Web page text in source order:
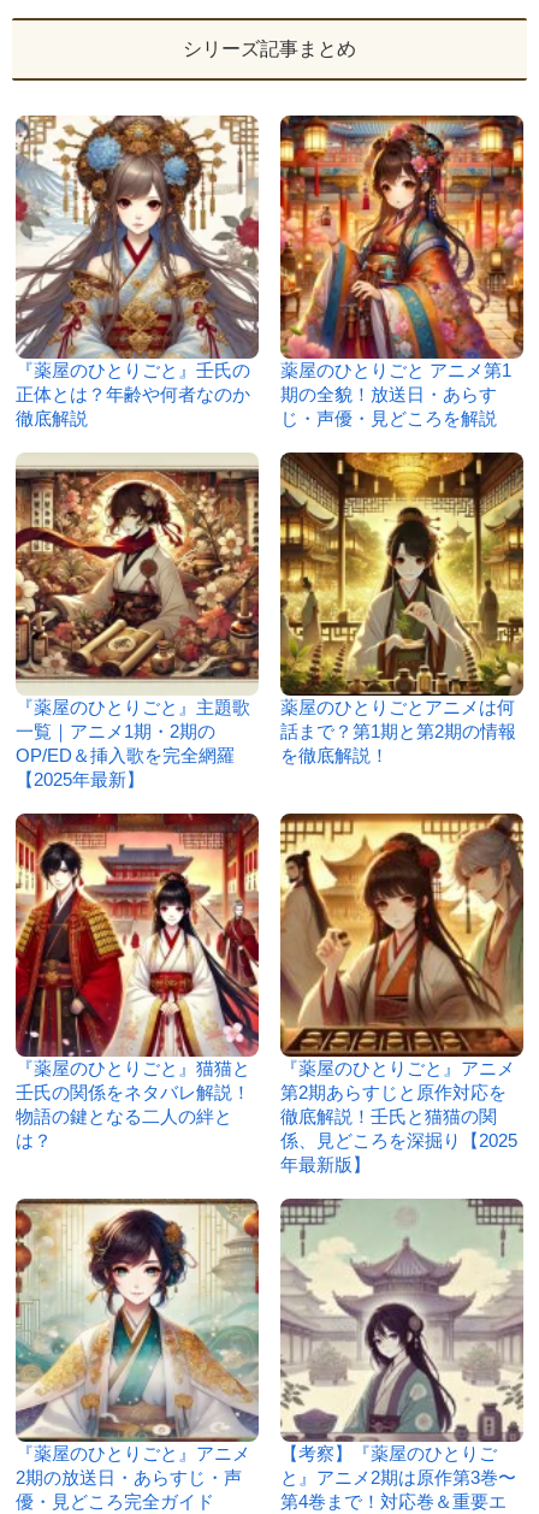
シリーズ記事まとめ
『薬屋のひとりごと』壬氏の
正体とは？年齢や何者なのか
徹底解説
薬屋のひとりごと アニメ第1
期の全貌！放送日・あらす
じ・声優・見どころを解説
『薬屋のひとりごと』主題歌
一覧｜アニメ1期・2期の
OP/ED＆挿入歌を完全網羅
【2025年最新】
薬屋のひとりごとアニメは何
話まで？第1期と第2期の情報
を徹底解説！
『薬屋のひとりごと』猫猫と
壬氏の関係をネタバレ解説！
物語の鍵となる二人の絆と
は？
『薬屋のひとりごと』アニメ
第2期あらすじと原作対応を
徹底解説！壬氏と猫猫の関
係、見どころを深掘り【2025
年最新版】
『薬屋のひとりごと』アニメ
2期の放送日・あらすじ・声
優・見どころ完全ガイド
【考察】『薬屋のひとりご
と』アニメ2期は原作第3巻〜
第4巻まで！対応巻＆重要エ